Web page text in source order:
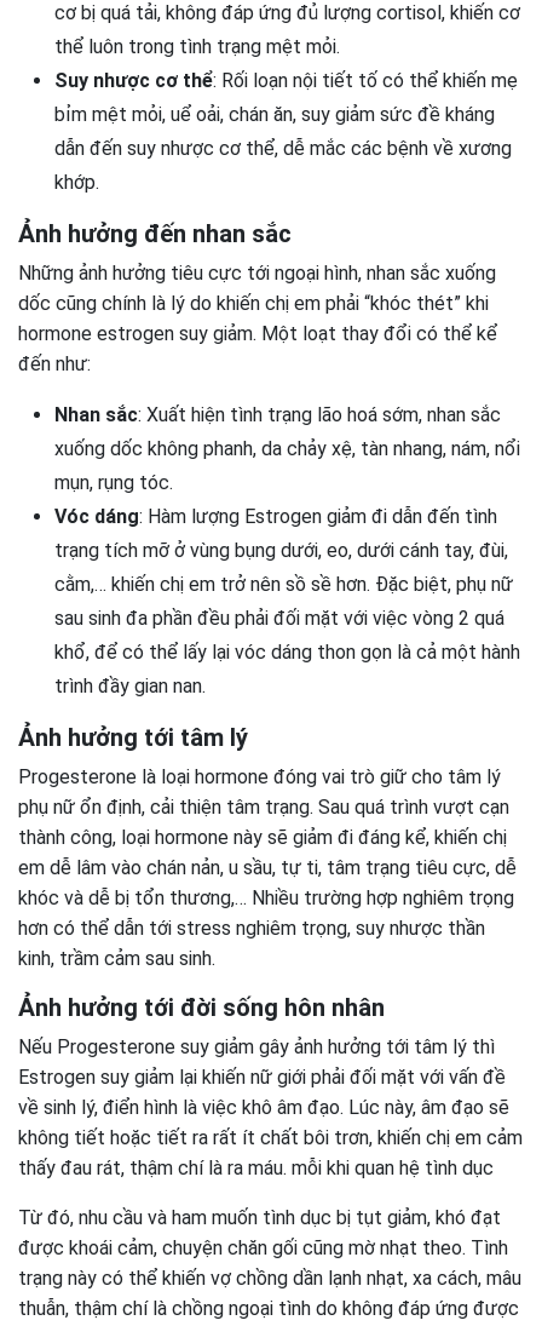
cơ bị quá tải, không đáp ứng đủ lượng cortisol, khiến cơ
thể luôn trong tình trạng mệt mỏi.
Suy nhược cơ thể: Rối loạn nội tiết tố có thể khiến mẹ
bỉm mệt mỏi, uể oải, chán ăn, suy giảm sức đề kháng
dẫn đến suy nhược cơ thể, dễ mắc các bệnh về xương
khớp.
Ảnh hưởng đến nhan sắc
Những ảnh hưởng tiêu cực tới ngoại hình, nhan sắc xuống
dốc cũng chính là lý do khiến chị em phải “khóc thét” khi
hormone estrogen suy giảm. Một loạt thay đổi có thể kể
đến như:
Nhan sắc: Xuất hiện tình trạng lão hoá sớm, nhan sắc
xuống dốc không phanh, da chảy xệ, tàn nhang, nám, nổi
mụn, rụng tóc.
Vóc dáng: Hàm lượng Estrogen giảm đi dẫn đến tình
trạng tích mỡ ở vùng bụng dưới, eo, dưới cánh tay, đùi,
cằm,… khiến chị em trở nên sồ sề hơn. Đặc biệt, phụ nữ
sau sinh đa phần đều phải đối mặt với việc vòng 2 quá
khổ, để có thể lấy lại vóc dáng thon gọn là cả một hành
trình đầy gian nan.
Ảnh hưởng tới tâm lý
Progesterone là loại hormone đóng vai trò giữ cho tâm lý
phụ nữ ổn định, cải thiện tâm trạng. Sau quá trình vượt cạn
thành công, loại hormone này sẽ giảm đi đáng kể, khiến chị
em dễ lâm vào chán nản, u sầu, tự ti, tâm trạng tiêu cực, dễ
khóc và dễ bị tổn thương,… Nhiều trường hợp nghiêm trọng
hơn có thể dẫn tới stress nghiêm trọng, suy nhược thần
kinh, trầm cảm sau sinh.
Ảnh hưởng tới đời sống hôn nhân
Nếu Progesterone suy giảm gây ảnh hưởng tới tâm lý thì
Estrogen suy giảm lại khiến nữ giới phải đối mặt với vấn đề
về sinh lý, điển hình là việc khô âm đạo. Lúc này, âm đạo sẽ
không tiết hoặc tiết ra rất ít chất bôi trơn, khiến chị em cảm
thấy đau rát, thậm chí là ra máu. mỗi khi quan hệ tình dục
Từ đó, nhu cầu và ham muốn tình dục bị tụt giảm, khó đạt
được khoái cảm, chuyện chăn gối cũng mờ nhạt theo. Tình
trạng này có thể khiến vợ chồng dần lạnh nhạt, xa cách, mâu
thuẫn, thậm chí là chồng ngoại tình do không đáp ứng được